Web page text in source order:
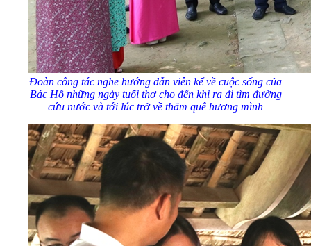
Đoàn công tác nghe hướng dẫn viên kể về cuộc sống của
Bác Hồ những ngày tuổi thơ cho đến khi ra đi tìm đường
cứu nước và tới lúc trở về thăm quê hương mình